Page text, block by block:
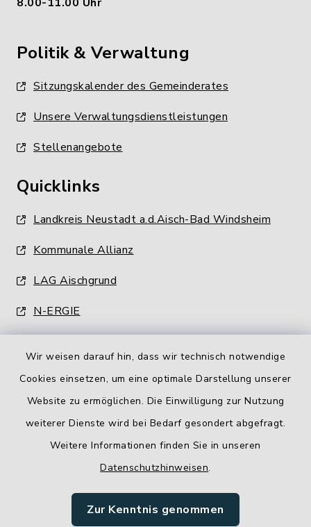
Wir weisen darauf hin, dass wir technisch notwendige
Cookies einsetzen, um eine optimale Darstellung unserer
Website zu ermöglichen. Die Einwilligung zur Nutzung
weiterer Dienste wird bei Bedarf gesondert abgefragt.
Weitere Informationen finden Sie in unseren
Datenschutzhinweisen.
Zur Kenntnis genommen
Politik & Verwaltung
Sitzungskalender des Gemeinderates
Unsere Verwaltungsdienstleistungen
Stellenangebote
Quicklinks
Landkreis Neustadt a.d.Aisch-Bad Windsheim
Kommunale Allianz
LAG Aischgrund
N-ERGIE
Barrierefreiheit
Impressum